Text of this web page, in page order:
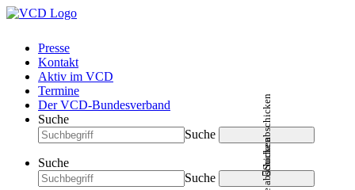
Presse
Kontakt
Aktiv im VCD
Termine
Der VCD-Bundesverband
Suche
Suche
Suche abschicken
Suche
Suche